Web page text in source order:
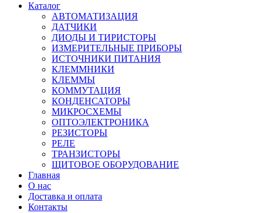
Каталог
АВТОМАТИЗАЦИЯ
ДАТЧИКИ
ДИОДЫ И ТИРИСТОРЫ
ИЗМЕРИТЕЛЬНЫЕ ПРИБОРЫ
ИСТОЧНИКИ ПИТАНИЯ
КЛЕММНИКИ
КЛЕММЫ
КОММУТАЦИЯ
КОНДЕНСАТОРЫ
МИКРОСХЕМЫ
ОПТОЭЛЕКТРОНИКА
РЕЗИСТОРЫ
РЕЛЕ
ТРАНЗИСТОРЫ
ЩИТОВОЕ ОБОРУДОВАНИЕ
Главная
О нас
Доставка и оплата
Контакты